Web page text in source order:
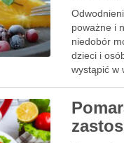
poważne i
niedobór
dzieci i
wystąpić w